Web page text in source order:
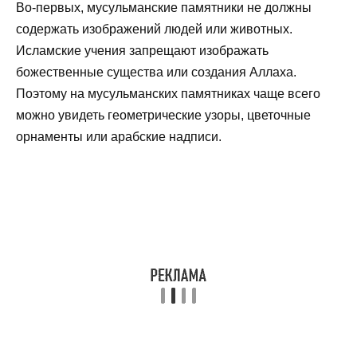
Во-первых, мусульманские памятники не должны
содержать изображений людей или животных.
Исламские учения запрещают изображать
божественные существа или создания Аллаха.
Поэтому на мусульманских памятниках чаще всего
можно увидеть геометрические узоры, цветочные
орнаменты или арабские надписи.